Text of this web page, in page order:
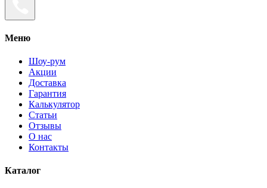
Меню
Шоу-рум
Акции
Доставка
Гарантия
Калькулятор
Статьи
Отзывы
О нас
Контакты
Каталог